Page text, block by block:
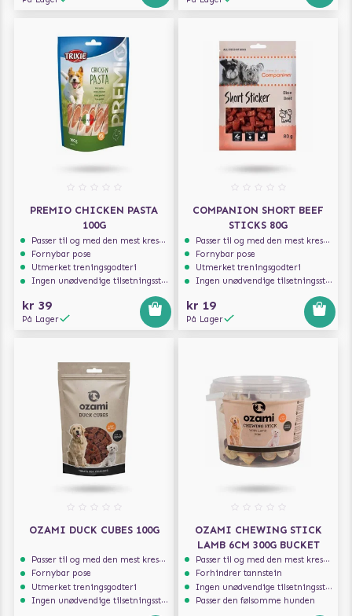
PREMIO CHICKEN PASTA
100G
Passer til og med den mest kresne hunden
Fornybar pose
Utmerket treningsgodteri
Ingen unødvendige tilsetningsstoffer
kr 39
På Lager
COMPANION SHORT BEEF
STICKS 80G
Passer til og med den mest kresne hunden
Fornybar pose
Utmerket treningsgodteri
Ingen unødvendige tilsetningsstoffer
kr 19
På Lager
OZAMI DUCK CUBES 100G
Passer til og med den mest kresne hunden
Fornybar pose
Utmerket treningsgodteri
Ingen unødvendige tilsetningsstoffer
OZAMI CHEWING STICK
LAMB 6CM 300G BUCKET
Passer til og med den mest kresne hunden
Forhindrer tannstein
Ingen unødvendige tilsetningsstoffer
Passer den følsomme hunden